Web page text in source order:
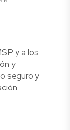
y a los
y
seguro y